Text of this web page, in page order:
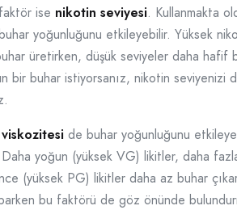
ise nikotin seviyesi. Kullanmakta
yoğunluğunu etkileyebilir. Yüksek
üretirken, düşük seviyeler daha hafif
bir buhar istiyorsanız, nikotin seviyenizi
viskozitesi de buhar yoğunluğunu
yoğun (yüksek VG) likitler, daha
(yüksek PG) likitler daha az buhar
bu faktörü de göz önünde